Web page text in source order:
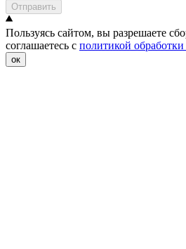
Отправить
Пользуясь сайтом, вы разрешаете
соглашаетесь с политикой
ок